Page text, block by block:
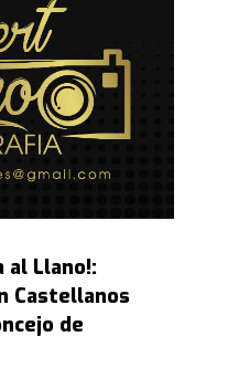
al Llano!:
Castellanos
de